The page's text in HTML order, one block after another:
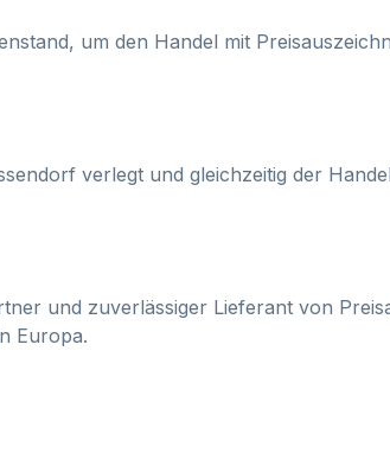
um den Handel mit
verlegt und gleichzeitig der
und zuverlässiger Lieferant von
Europa.